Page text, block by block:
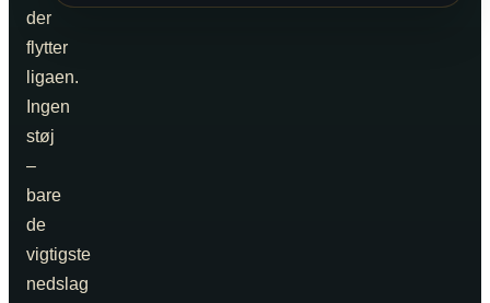
der
flytter
ligaen.
Ingen
støj
–
bare
de
vigtigste
nedslag